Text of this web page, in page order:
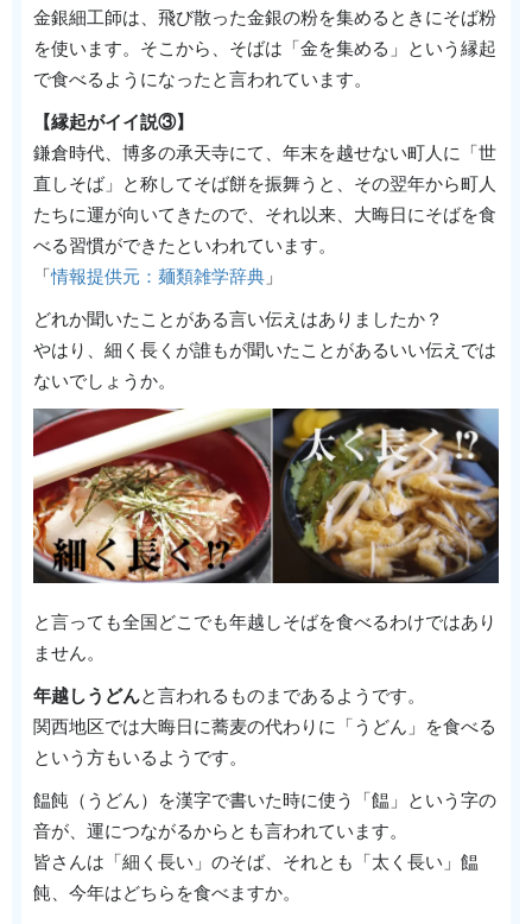
金銀細工師は、飛び散った金銀の粉を集めるときにそば粉
を使います。そこから、そばは「金を集める」という縁起
で食べるようになったと言われています。
【縁起がイイ説③】
鎌倉時代、博多の承天寺にて、年末を越せない町人に「世
直しそば」と称してそば餅を振舞うと、その翌年から町人
たちに運が向いてきたので、それ以来、大晦日にそばを食
べる習慣ができたといわれています。
「情報提供元：麺類雑学辞典 」
どれか聞いたことがある言い伝えはありましたか？
やはり、細く長くが誰もが聞いたことがあるいい伝えでは
ないでしょうか。
と言っても全国どこでも年越しそばを食べるわけではあり
ません。
年越しうどんと言われるものまであるようです。
関西地区では大晦日に蕎麦の代わりに「うどん」を食べる
という方もいるようです。
饂飩（うどん）を漢字で書いた時に使う「饂」という字の
音が、運につながるからとも言われています。
皆さんは「細く長い」のそば、それとも「太く長い」饂
飩、今年はどちらを食べますか。